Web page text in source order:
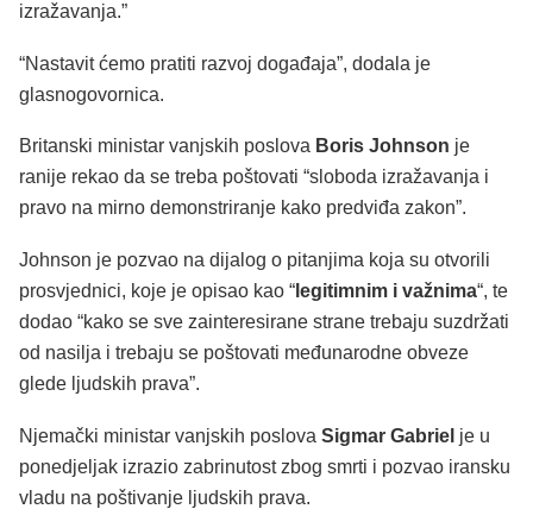
izražavanja.”
“Nastavit ćemo pratiti razvoj događaja”, dodala je
glasnogovornica.
Britanski ministar vanjskih poslova Boris Johnson je
ranije rekao da se treba poštovati “sloboda izražavanja i
pravo na mirno demonstriranje kako predviđa zakon”.
Johnson je pozvao na dijalog o pitanjima koja su otvorili
prosvjednici, koje je opisao kao “ legitimnim i važnima“, te
dodao “kako se sve zainteresirane strane trebaju suzdržati
od nasilja i trebaju se poštovati međunarodne obveze
glede ljudskih prava”.
Njemački ministar vanjskih poslova Sigmar Gabriel je u
ponedjeljak izrazio zabrinutost zbog smrti i pozvao iransku
vladu na poštivanje ljudskih prava.